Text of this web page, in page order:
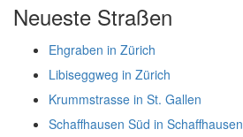
Neueste Straßen
Ehgraben in Zürich
Libiseggweg in Zürich
Krummstrasse in St. Gallen
Schaffhausen Süd in Schaffhausen